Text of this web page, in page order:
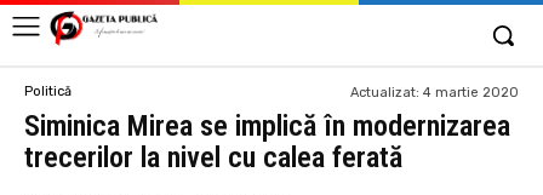
Politică Actualizat: 4 martie 2020
Siminica Mirea se implică în modernizarea
trecerilor la nivel cu calea ferată